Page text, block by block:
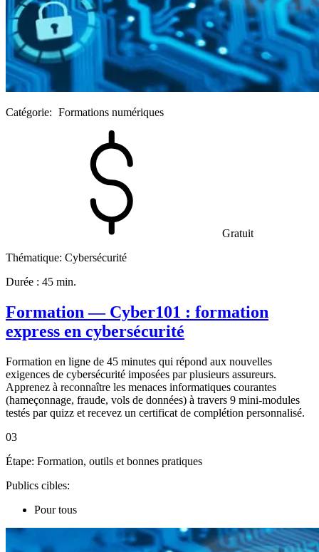
Catégorie: Formations numériques
Gratuit
Thématique: Cybersécurité
Durée : 45 min.
Formation — Cyber101 : formation
express en cybersécurité
Formation en ligne de 45 minutes qui répond aux nouvelles
exigences de cybersécurité imposées par plusieurs assureurs.
Apprenez à reconnaître les menaces informatiques courantes
(hameçonnage, fraude, vols de données) à travers 9 mini-modules
testés par quizz et recevez un certificat de complétion personnalisé.
03
Étape: Formation, outils et bonnes pratiques
Publics cibles:
Pour tous